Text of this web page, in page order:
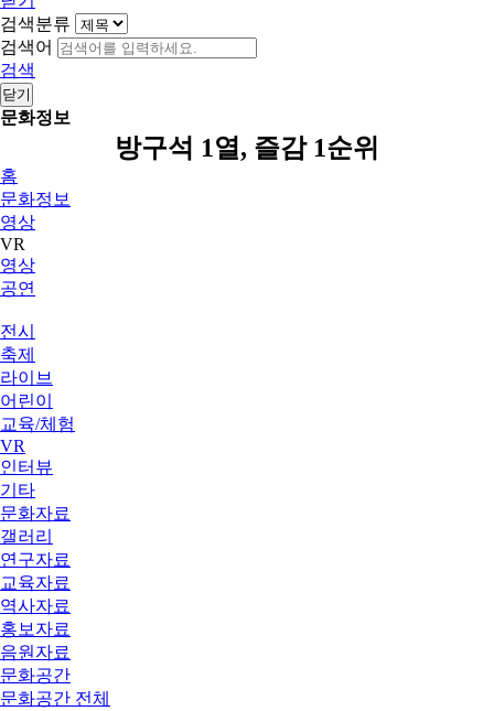
검색분류
검색어
검색
닫기
문화정보
방구석 1열, 즐감 1순위
홈
문화정보
영상
VR
영상
공연
전시
축제
라이브
어린이
교육/체험
VR
인터뷰
기타
문화자료
갤러리
연구자료
교육자료
역사자료
홍보자료
음원자료
문화공간
문화공간 전체